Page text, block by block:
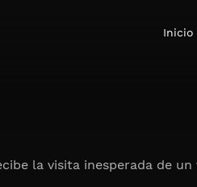
Inicio
la visita inesperada de